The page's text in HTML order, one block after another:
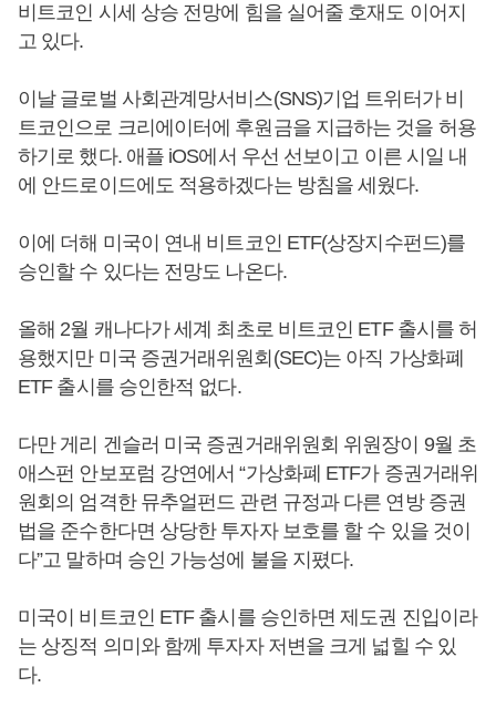
비트코인 시세 상승 전망에 힘을 실어줄 호재도 이어지
고 있다.
이날 글로벌 사회관계망서비스(SNS)기업 트위터가 비
트코인으로 크리에이터에 후원금을 지급하는 것을 허용
하기로 했다. 애플 iOS에서 우선 선보이고 이른 시일 내
에 안드로이드에도 적용하겠다는 방침을 세웠다.
이에 더해 미국이 연내 비트코인 ETF(상장지수펀드)를
승인할 수 있다는 전망도 나온다.
올해 2월 캐나다가 세계 최초로 비트코인 ETF 출시를 허
용했지만 미국 증권거래위원회(SEC)는 아직 가상화폐
ETF 출시를 승인한적 없다.
다만 게리 겐슬러 미국 증권거래위원회 위원장이 9월 초
애스펀 안보포럼 강연에서 “가상화폐 ETF가 증권거래위
원회의 엄격한 뮤추얼펀드 관련 규정과 다른 연방 증권
법을 준수한다면 상당한 투자자 보호를 할 수 있을 것이
다”고 말하며 승인 가능성에 불을 지폈다.
미국이 비트코인 ETF 출시를 승인하면 제도권 진입이라
는 상징적 의미와 함께 투자자 저변을 크게 넓힐 수 있
다.